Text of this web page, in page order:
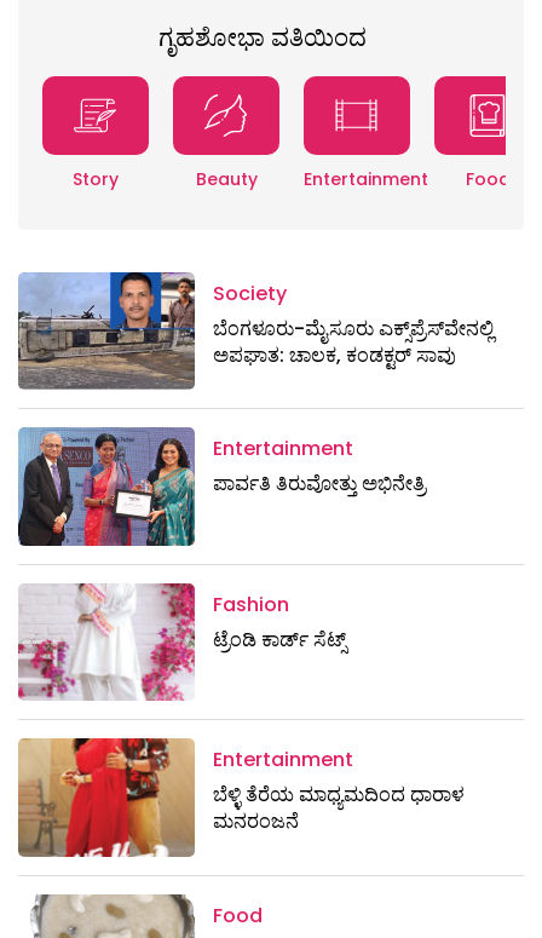
ಗೃಹಶೋಭಾ ವತಿಯಿಂದ
Story Beauty Entertainment Food
Society
ಬೆಂಗಳೂರು-ಮೈಸೂರು ಎಕ್ಸ್​ಪ್ರೆಸ್‌ವೇನಲ್ಲಿ
ಅಪಘಾತ: ಚಾಲಕ, ಕಂಡಕ್ಟರ್ ಸಾವು
Entertainment
ಪಾರ್ವತಿ ತಿರುವೋತ್ತು ಅಭಿನೇತ್ರಿ
Fashion
ಟ್ರೆಂಡಿ ಕಾರ್ಡ್‌ ಸೆಟ್ಸ್
Entertainment
ಬೆಳ್ಳಿ ತೆರೆಯ ಮಾಧ್ಯಮದಿಂದ ಧಾರಾಳ
ಮನರಂಜನೆ
Food